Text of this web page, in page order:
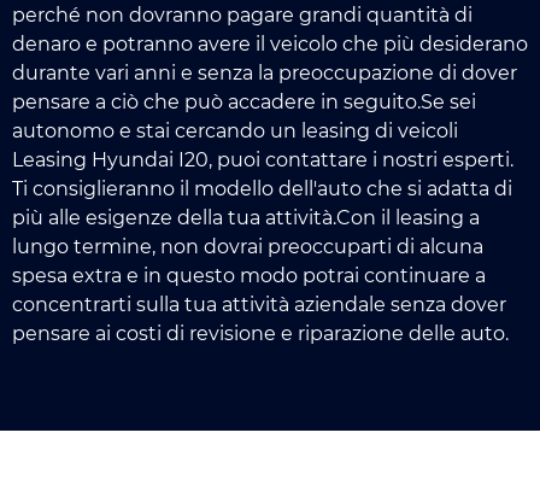
perché non dovranno pagare grandi quantità di
denaro e potranno avere il veicolo che più desiderano
durante vari anni e senza la preoccupazione di dover
pensare a ciò che può accadere in seguito.Se sei
autonomo e stai cercando un leasing di veicoli
Leasing Hyundai I20, puoi contattare i nostri esperti.
Ti consiglieranno il modello dell'auto che si adatta di
più alle esigenze della tua attività.Con il leasing a
lungo termine, non dovrai preoccuparti di alcuna
spesa extra e in questo modo potrai continuare a
concentrarti sulla tua attività aziendale senza dover
pensare ai costi di revisione e riparazione delle auto.